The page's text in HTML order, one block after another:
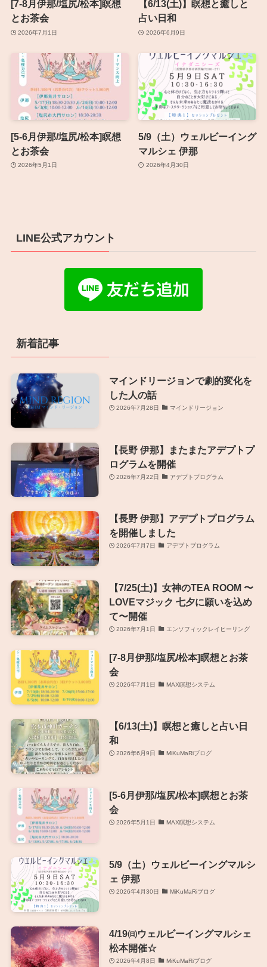
[7-8月伊那/塩尻/松本]瞑想
とお茶会
2026年7月1日
【6/13(土)】瞑想と癒しと
占い日和
2026年6月9日
[5-6月伊那/塩尻/松本]瞑想
とお茶会
2026年5月1日
5/9（土）ウェルビーイング
マルシェ 伊那
2026年4月30日
LINE公式アカウント
新着記事
マインドリージョンで劇的変化を
した人の話
2026年7月28日 マインドリージョン
【長野 伊那】またまたアデプトプ
ログラムを開催
2026年7月22日 アデプトプログラム
【長野 伊那】アデプトプログラム
を開催しました
2026年7月7日 アデプトプログラム
【7/25(土)】女神のTEA ROOM 〜
LOVEマジック 七夕に願いを込め
て〜開催
2026年7月1日 エンソフィックレイヒーリング
[7-8月伊那/塩尻/松本]瞑想とお茶
会
2026年7月1日 MAX瞑想システム
【6/13(土)】瞑想と癒しと占い日
和
2026年6月9日 MiKuMaRiブログ
[5-6月伊那/塩尻/松本]瞑想とお茶
会
2026年5月1日 MAX瞑想システム
5/9（土）ウェルビーイングマルシ
ェ 伊那
2026年4月30日 MiKuMaRiブログ
4/19㈰ウェルビーイングマルシェ
松本開催☆
2026年4月8日 MiKuMaRiブログ